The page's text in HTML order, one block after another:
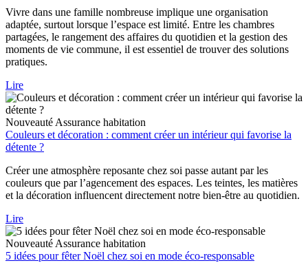
Vivre dans une famille nombreuse implique une organisation
adaptée, surtout lorsque l’espace est limité. Entre les chambres
partagées, le rangement des affaires du quotidien et la gestion des
moments de vie commune, il est essentiel de trouver des solutions
pratiques.
Lire
Nouveauté Assurance habitation
Couleurs et décoration : comment créer un intérieur qui favorise la
détente ?
Créer une atmosphère reposante chez soi passe autant par les
couleurs que par l’agencement des espaces. Les teintes, les matières
et la décoration influencent directement notre bien-être au quotidien.
Lire
Nouveauté Assurance habitation
5 idées pour fêter Noël chez soi en mode éco-responsable